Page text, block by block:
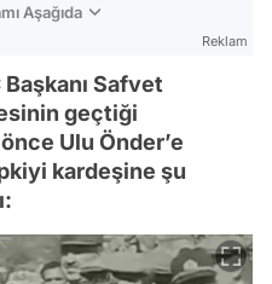
Aşağıda
Reklam
Safvet
geçtiği
Ulu Önder’e
kardeşine şu